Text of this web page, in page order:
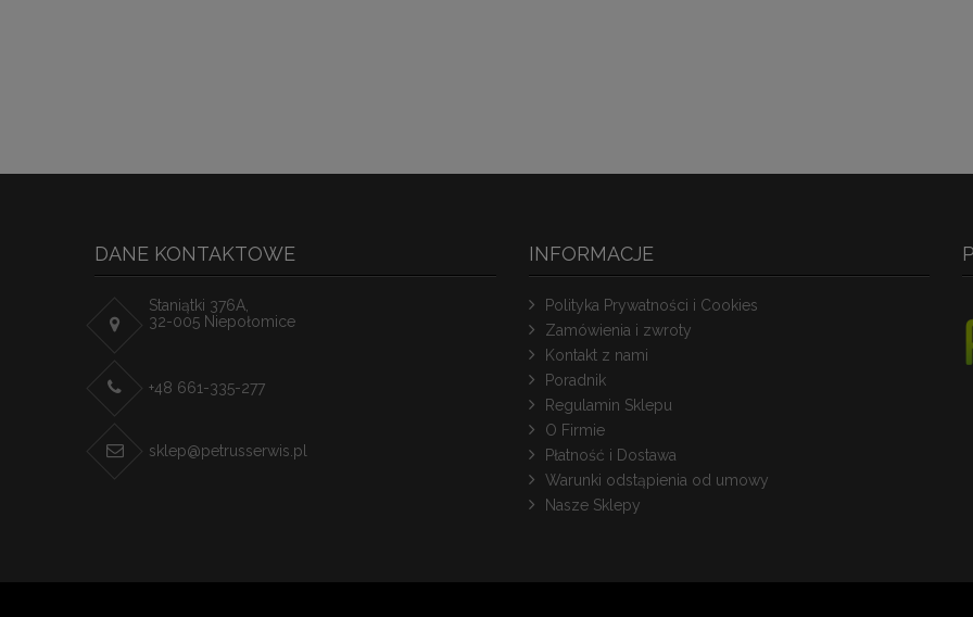
DANE KONTAKTOWE
Staniątki 376A,
32-005 Niepołomice
+48 661-335-277
sklep@petrusserwis.pl
INFORMACJE
Polityka Prywatności i Cookies
Zamówienia i zwroty
Kontakt z nami
Poradnik
Regulamin Sklepu
O Firmie
Płatność i Dostawa
Warunki odstąpienia od umowy
Nasze Sklepy